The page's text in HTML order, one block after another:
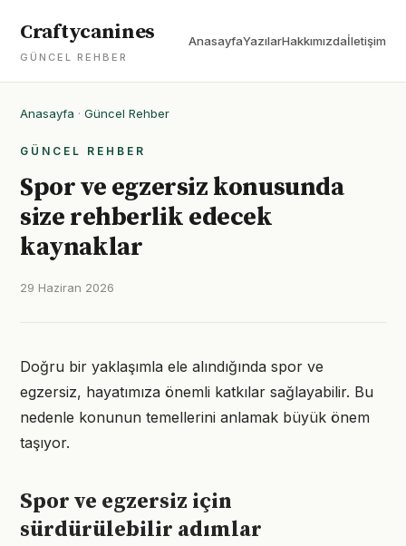
Craftycanines
GÜNCEL REHBER
AnasayfaYazılarHakkımızdaİletişim
Anasayfa · Güncel Rehber
GÜNCEL REHBER
Spor ve egzersiz konusunda
size rehberlik edecek
kaynaklar
29 Haziran 2026
Doğru bir yaklaşımla ele alındığında spor ve
egzersiz, hayatımıza önemli katkılar sağlayabilir. Bu
nedenle konunun temellerini anlamak büyük önem
taşıyor.
Spor ve egzersiz için
sürdürülebilir adımlar